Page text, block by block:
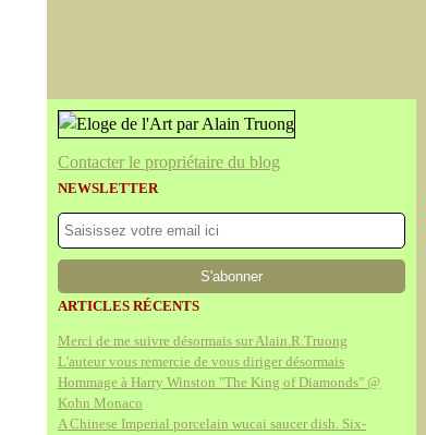
Contacter le propriétaire du blog
NEWSLETTER
ARTICLES RÉCENTS
Merci de me suivre désormais sur Alain.R.Truong
L'auteur vous remercie de vous diriger désormais
Hommage à Harry Winston "The King of Diamonds" @
Kohn Monaco
A Chinese Imperial porcelain wucai saucer dish. Six-